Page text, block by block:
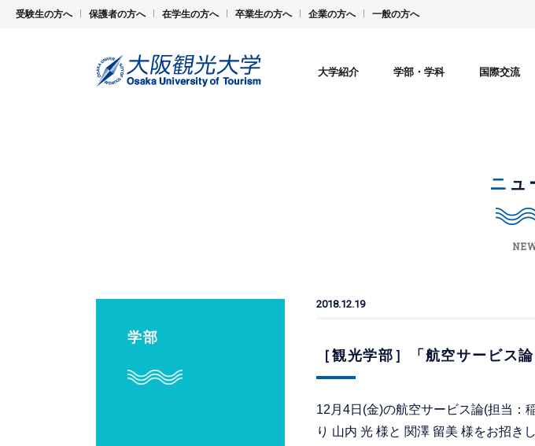
受験生の方へ 保護者の方へ 在学生の方へ 卒業生の方へ 企業の方へ 一般の方へ
大学紹介 学部・学科 国際交流
ニ
学部
2018.12.19
［観光学部］「航空サービス
12月4日(金)の航空サービス論(担当：
り 山内 光 様と 関澤 留美 様をお招き